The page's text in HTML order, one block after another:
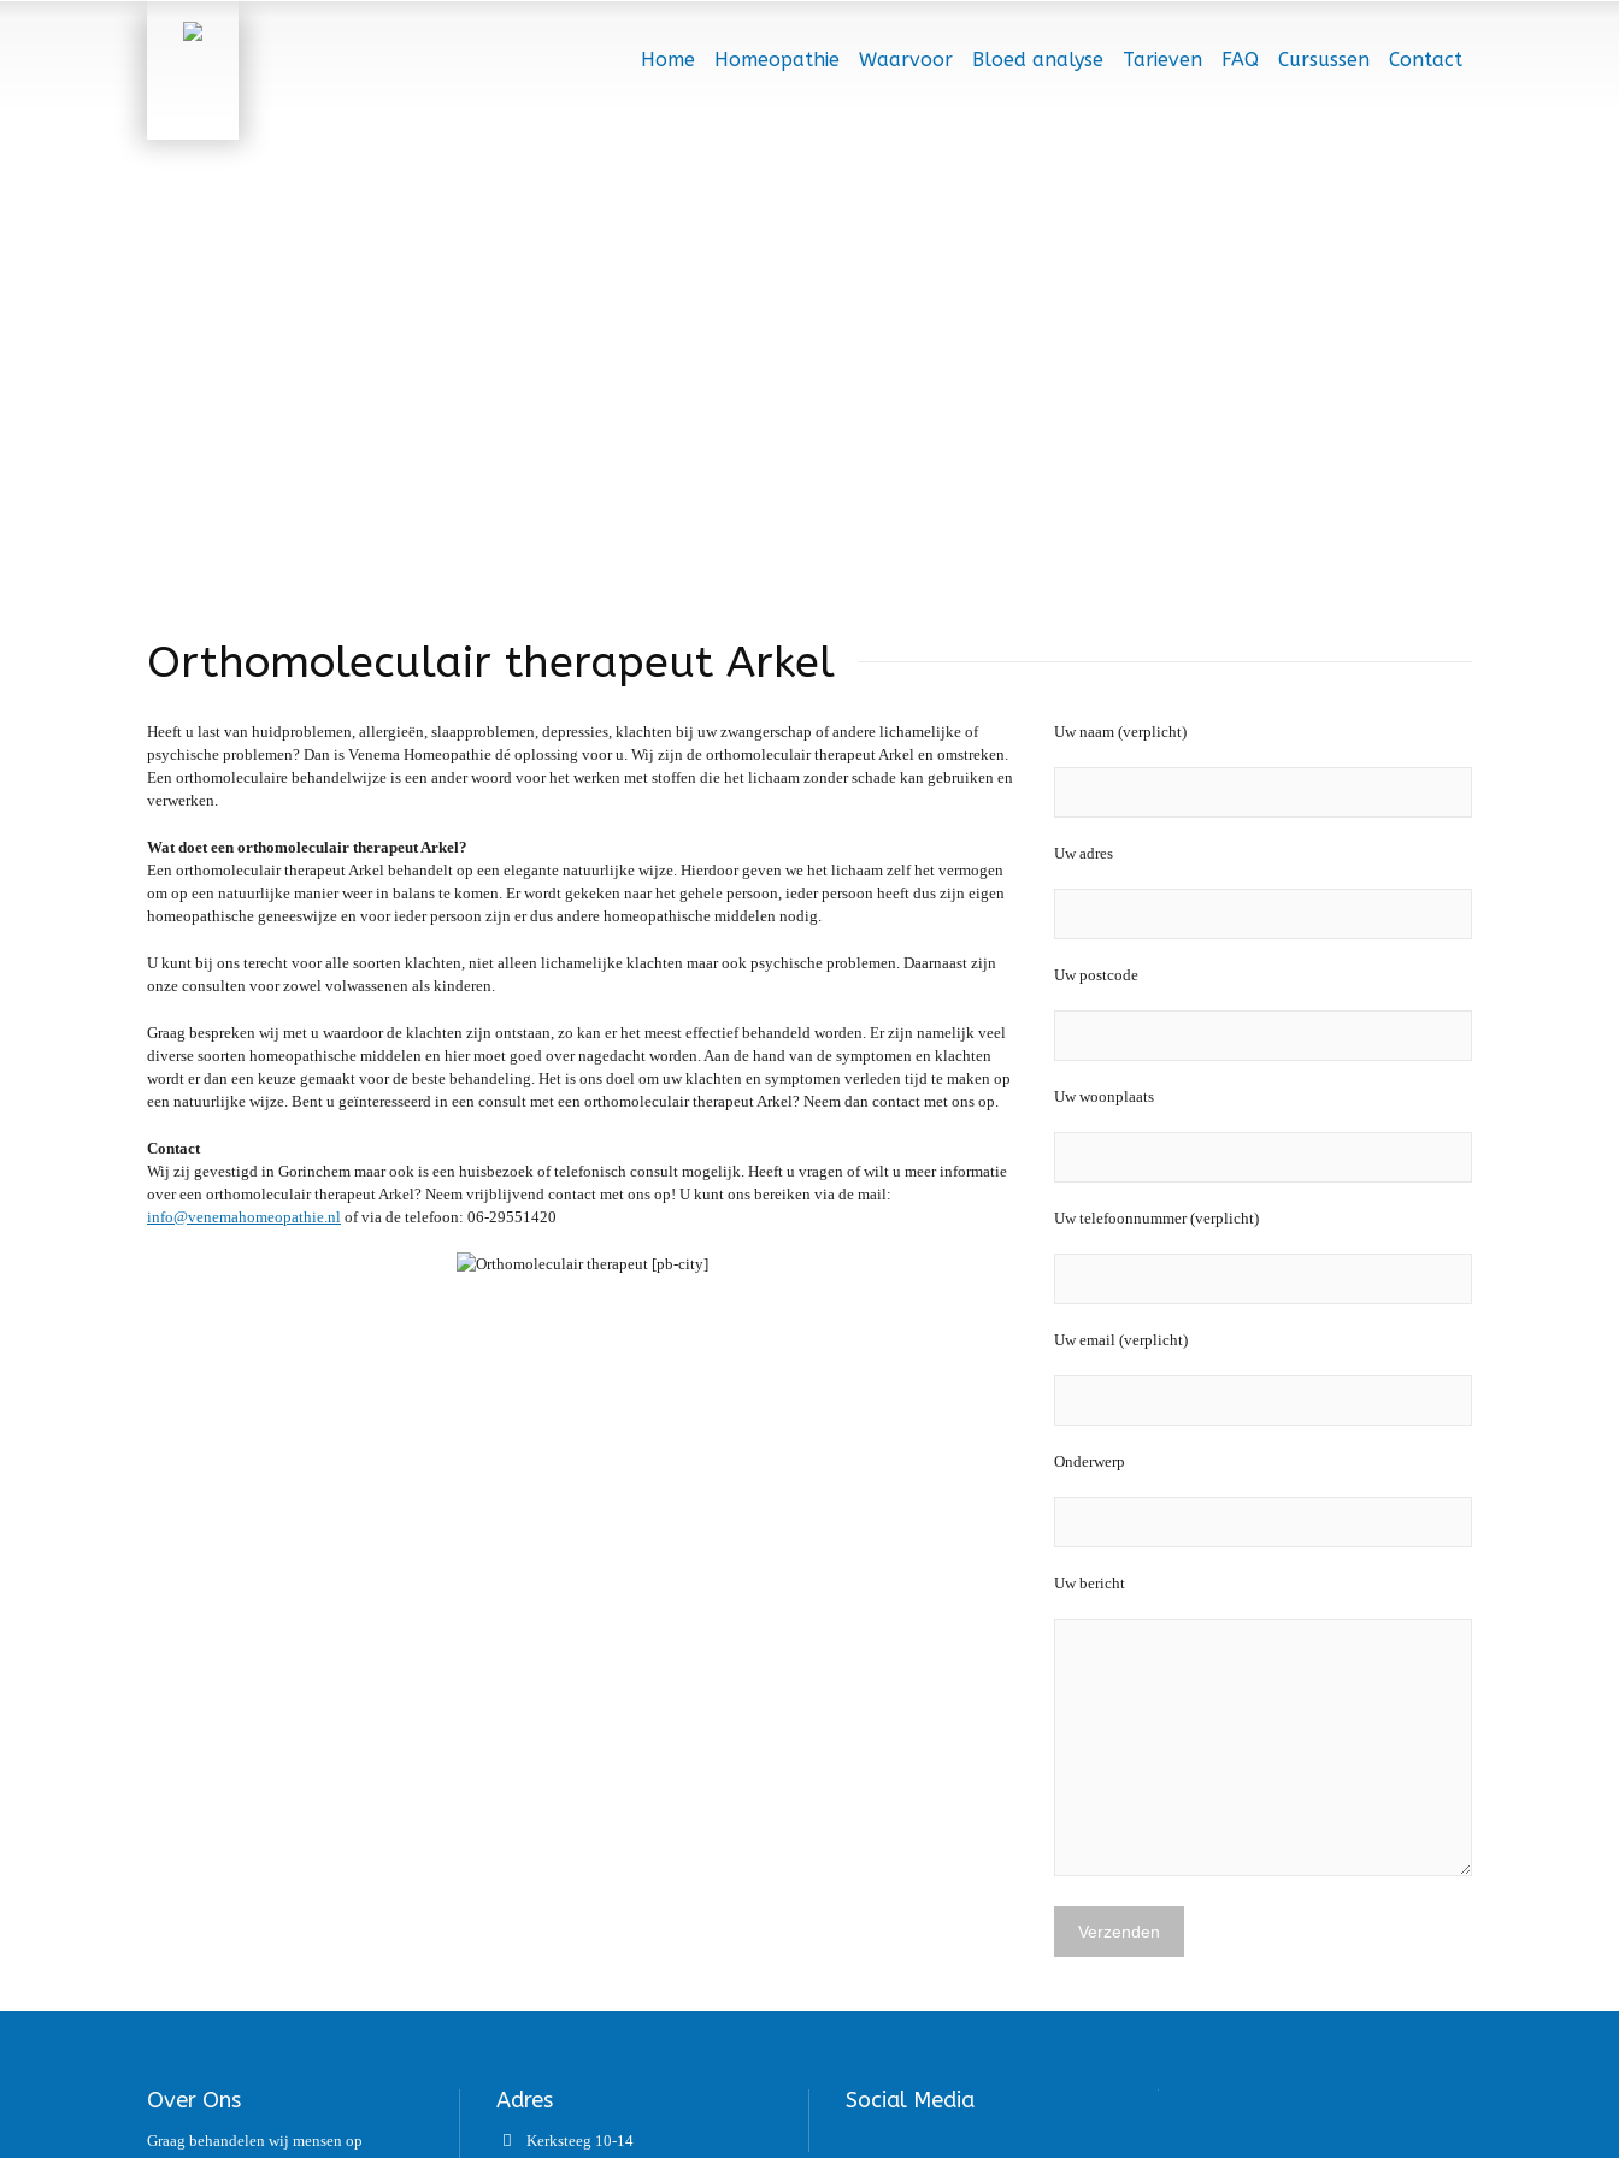
Home Homeopathie Waarvoor Bloed analyse Tarieven FAQ Cursussen Contact
Orthomoleculair therapeut Arkel
Heeft u last van huidproblemen, allergieën, slaapproblemen, depressies, klachten bij uw zwangerschap of andere lichamelijke of
psychische problemen? Dan is Venema Homeopathie dé oplossing voor u. Wij zijn de orthomoleculair therapeut Arkel en omstreken.
Een orthomoleculaire behandelwijze is een ander woord voor het werken met stoffen die het lichaam zonder schade kan gebruiken en
verwerken.
Wat doet een orthomoleculair therapeut Arkel?
Een orthomoleculair therapeut Arkel behandelt op een elegante natuurlijke wijze. Hierdoor geven we het lichaam zelf het vermogen
om op een natuurlijke manier weer in balans te komen. Er wordt gekeken naar het gehele persoon, ieder persoon heeft dus zijn eigen
homeopathische geneeswijze en voor ieder persoon zijn er dus andere homeopathische middelen nodig.
U kunt bij ons terecht voor alle soorten klachten, niet alleen lichamelijke klachten maar ook psychische problemen. Daarnaast zijn
onze consulten voor zowel volwassenen als kinderen.
Graag bespreken wij met u waardoor de klachten zijn ontstaan, zo kan er het meest effectief behandeld worden. Er zijn namelijk veel
diverse soorten homeopathische middelen en hier moet goed over nagedacht worden. Aan de hand van de symptomen en klachten
wordt er dan een keuze gemaakt voor de beste behandeling. Het is ons doel om uw klachten en symptomen verleden tijd te maken op
een natuurlijke wijze. Bent u geïnteresseerd in een consult met een orthomoleculair therapeut Arkel? Neem dan contact met ons op.
Contact
Wij zij gevestigd in Gorinchem maar ook is een huisbezoek of telefonisch consult mogelijk. Heeft u vragen of wilt u meer informatie
over een orthomoleculair therapeut Arkel? Neem vrijblijvend contact met ons op! U kunt ons bereiken via de mail:
info@venemahomeopathie.nl of via de telefoon: 06-29551420
Uw naam (verplicht)
Uw adres
Uw postcode
Uw woonplaats
Uw telefoonnummer (verplicht)
Uw email (verplicht)
Onderwerp
Uw bericht
Over Ons
Graag behandelen wij mensen op
Adres
Kerksteeg 10-14
Social Media